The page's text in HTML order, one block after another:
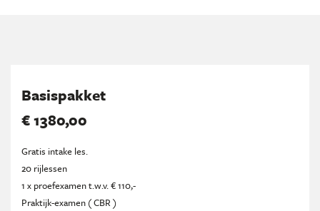
Basispakket
€ 1380,00
Gratis intake les.
20 rijlessen
1 x proefexamen t.w.v. € 110,-
Praktijk-examen ( CBR )